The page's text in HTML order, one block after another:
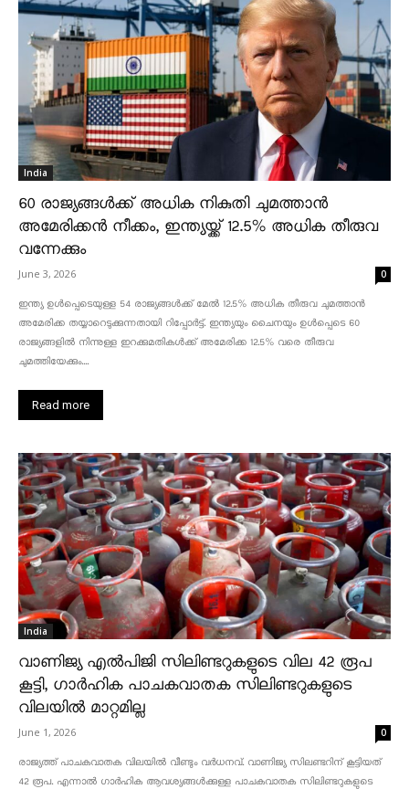
India
60 രാജ്യങ്ങൾക്ക് അധിക നികുതി ചുമത്താൻ
അമേരിക്കൻ നീക്കം, ഇന്ത്യയ്ക്ക് 12.5% അധിക തീരുവ
വന്നേക്കും
June 3, 2026 0
ഇന്ത്യ ഉൾപ്പെടെയുള്ള 54 രാജ്യങ്ങൾക്ക് മേൽ 12.5% അധിക തീരുവ ചുമത്താൻ
അമേരിക്ക തയ്യാറെടുക്കുന്നതായി റിപ്പോർട്ട്. ഇന്ത്യയും ചൈനയും ഉൾപ്പെടെ 60
രാജ്യങ്ങളിൽ നിന്നുള്ള ഇറക്കുമതികൾക്ക് അമേരിക്ക 12.5% ​​വരെ തീരുവ
ചുമത്തിയേക്കും....
Read more
India
വാണിജ്യ എൽപിജി സിലിണ്ടറുകളുടെ വില 42 രൂപ
കൂട്ടി, ഗാർഹിക പാചകവാതക സിലിണ്ടറുകളുടെ
വിലയിൽ മാറ്റമില്ല
June 1, 2026 0
രാജ്യത്ത് പാചകവാതക വിലയിൽ വീണ്ടും വർധനവ്. വാണിജ്യ സിലണ്ടറിന് കൂട്ടിയത്
42 രൂപ. എന്നാൽ ഗാർഹിക ആവശ്യങ്ങൾക്കുള്ള പാചകവാതക സിലിണ്ടറുകളുടെ